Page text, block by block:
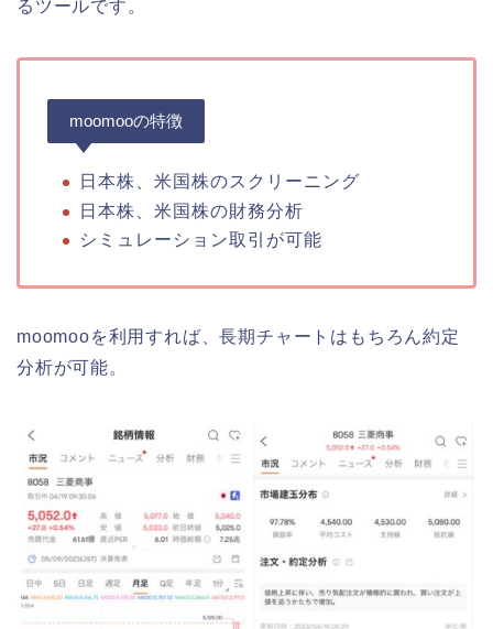
るツールです。
moomooの特徴
日本株、米国株のスクリーニング
日本株、米国株の財務分析
シミュレーション取引が可能
moomooを利用すれば、長期チャートはもちろん約定
分析が可能。